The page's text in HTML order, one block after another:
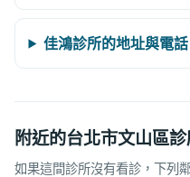
佳鴻診所的地址與電話
附近的台北市文山區
如果這間診所沒有看診，下列